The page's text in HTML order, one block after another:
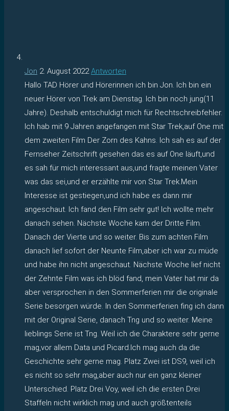
Jon 2. August 2022 Antworten
Hallo TAD Hörer und Hörerinnen ich bin Jon. Ich bin ein
neuer Hörer von Trek am Dienstag. Ich bin noch jung(11
Jahre). Deshalb entschuldigt mich für Rechtschreibfehler.
Ich hab mit 9 Jahren angefangen mit Star Trek,auf One mit
dem zweiten Film Der Zorn des Kahns. Ich sah es auf der
Fernseher Zeitschrift gesehen das es auf One läuft,und
es sah für mich interessant aus,und fragte meinen Vater
was das sei,und er erzählte mir von Star Trek.Mein
Interesse ist gestiegen,und ich habe es dann mir
angeschaut. Ich fand den Film sehr gut! Ich wollte mehr
danach sehen. Nächste Woche kam der Dritte Film.
Danach der Vierte und so weiter. Bis zum achten Film
danach lief sofort der Neunte Film,aber ich war zu müde
und habe ihn nicht angeschaut. Nächste Woche lief nicht
der Zehnte Film was ich blöd fand, mein Vater hat mir da
aber versprochen in den Sommerferien mir die originale
Serie besorgen würde. In den Sommerferien fing ich dann
mit der Original Serie, danach Tng und so weiter. Meine
lieblings Serie ist Tng. Weil ich die Charaktere sehr gerne
mag,vor allem Data und Picard.Ich mag auch da die
Geschichte sehr gerne mag. Platz Zwei ist DS9, weil ich
es nicht so sehr mag,aber auch nur ein ganz kleiner
Unterschied. Platz Drei Voy, weil ich die ersten Drei
Staffeln nicht wirklich mag und auch größtenteils